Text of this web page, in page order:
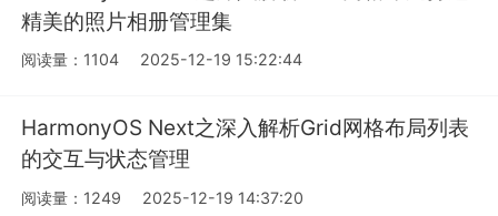
精美的照片相册管理集
阅读量：1104 2025-12-19 15:22:44
HarmonyOS Next之深入解析Grid网格布局列表
的交互与状态管理
阅读量：1249 2025-12-19 14:37:20